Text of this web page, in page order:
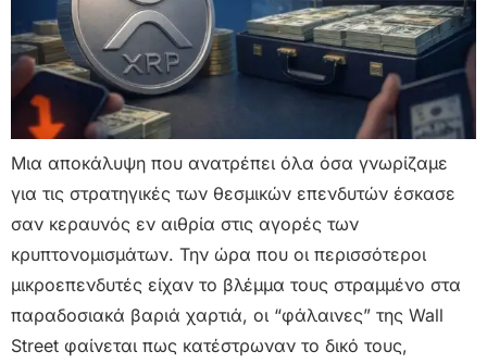
Μια αποκάλυψη που ανατρέπει όλα όσα γνωρίζαμε
για τις στρατηγικές των θεσμικών επενδυτών έσκασε
σαν κεραυνός εν αιθρία στις αγορές των
κρυπτονομισμάτων. Την ώρα που οι περισσότεροι
μικροεπενδυτές είχαν το βλέμμα τους στραμμένο στα
παραδοσιακά βαριά χαρτιά, οι “φάλαινες” της Wall
Street φαίνεται πως κατέστρωναν το δικό τους,